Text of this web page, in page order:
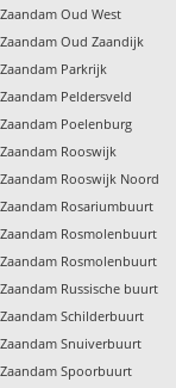
Oud West
Oud Zaandijk
Parkrijk
Peldersveld
Poelenburg
Rooswijk
Rooswijk Noord
Rosariumbuurt
Rosmolenbuurt
Rosmolenbuurt
Russische buurt
Schilderbuurt
Snuiverbuurt
Spoorbuurt